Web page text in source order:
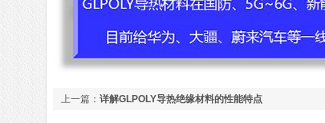
上一篇： 详解GLPOLY导热绝缘材料的性能特点